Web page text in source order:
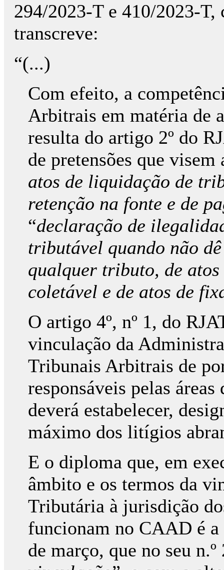
294/2023-T e 410/2023-T,
transcreve:
“(...)
Com efeito, a
Arbitrais em matéria de
resulta do artigo 2º do
de pretensões que visem
atos de liquidação de
retenção na fonte e de
“declaração de
tributável quando não
qualquer tributo, de
coletável e de atos de
O artigo 4º, nº 1, do
vinculação da
Tribunais Arbitrais de
responsáveis pelas
deverá estabelecer,
máximo dos litígios
E o diploma que, em
âmbito e os termos da
Tributária à jurisdição
funcionam no CAAD é a
de março, que no seu